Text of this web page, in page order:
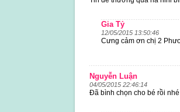
Gia Tỷ
12/05/2015 13:50:46
Cưng cảm ơn chị 2
Nguyễn Luận
04/05/2015 22:46:14
Đã bình chọn cho bé rồi